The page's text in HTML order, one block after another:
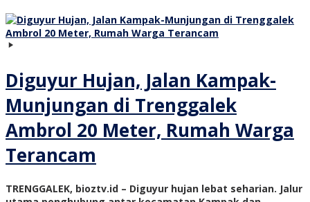
Diguyur Hujan, Jalan Kampak-
Munjungan di Trenggalek
Ambrol 20 Meter, Rumah Warga
Terancam
TRENGGALEK, bioztv.id – Diguyur hujan lebat seharian. Jalur